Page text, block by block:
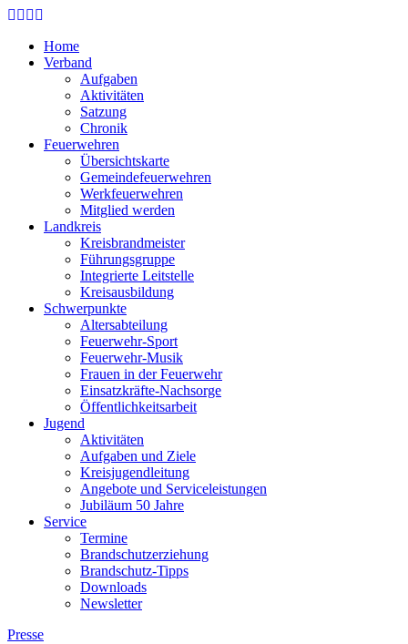
Skip
main
content
Home
Verband
Aufgaben
Aktivitäten
Satzung
Chronik
Feuerwehren
Übersichtskarte
Gemeindefeuerwehren
Werkfeuerwehren
Mitglied werden
Landkreis
Kreisbrandmeister
Führungsgruppe
Integrierte Leitstelle
Kreisausbildung
Schwerpunkte
Altersabteilung
Feuerwehr-Sport
Feuerwehr-Musik
Frauen in der Feuerwehr
Einsatzkräfte-Nachsorge
Öffentlichkeitsarbeit
Jugend
Aktivitäten
Aufgaben und Ziele
Kreisjugendleitung
Angebote und Serviceleistungen
Jubiläum 50 Jahre
Service
Termine
Brandschutzerziehung
Brandschutz-Tipps
Downloads
Newsletter
Presse